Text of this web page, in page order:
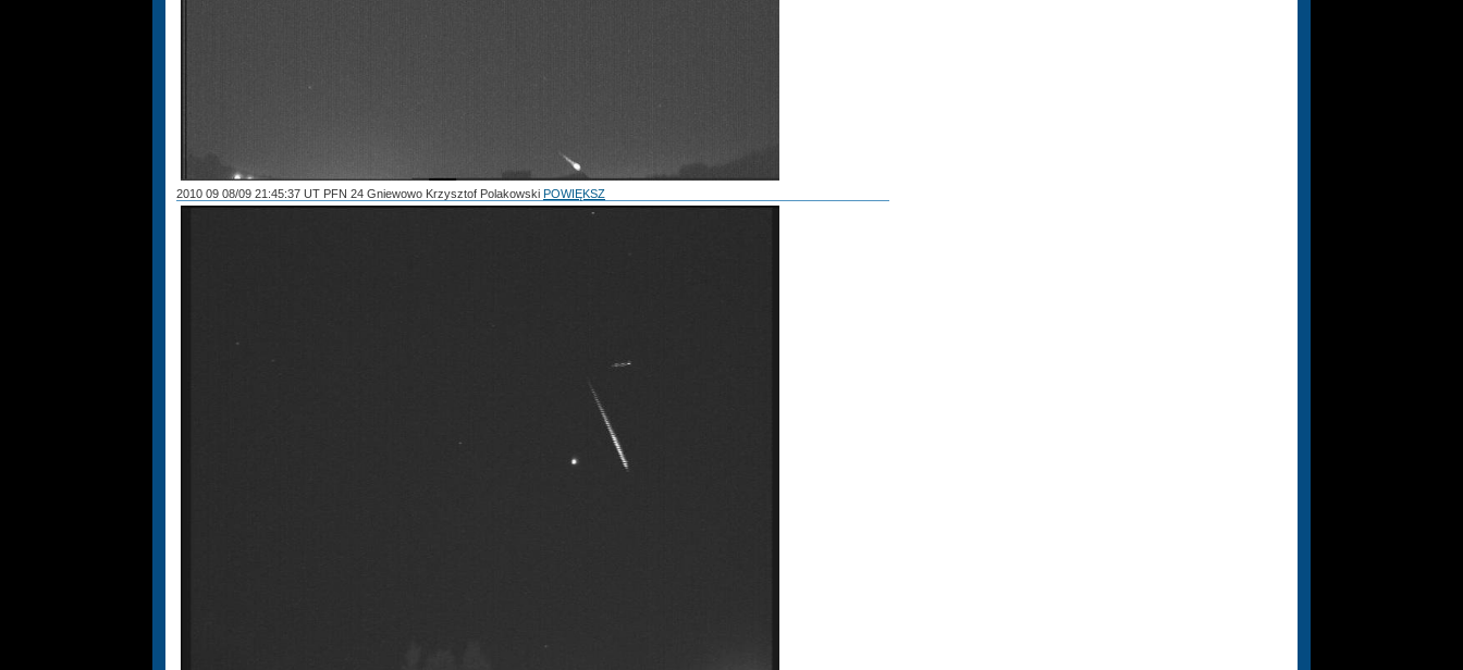
2010 09 08/09 21:45:37 UT PFN 24 Gniewowo Krzysztof Polakowski POWIĘKSZ